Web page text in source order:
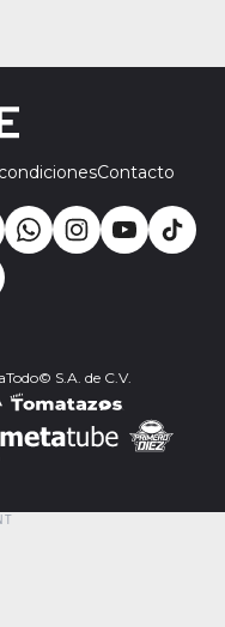
Contacto
S.A. de C.V.